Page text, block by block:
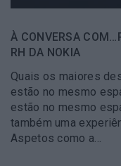
À CONVERSA
RH DA NOKIA
Quais os maiores
estão no mesmo
estão no mesmo
também uma
Aspetos como a…